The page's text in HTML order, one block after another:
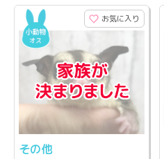
お気に入り
その他